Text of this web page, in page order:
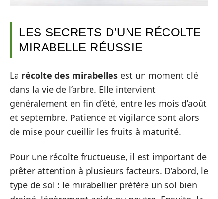
LES SECRETS D’UNE RÉCOLTE
MIRABELLE RÉUSSIE
La récolte des mirabelles est un moment clé
dans la vie de l’arbre. Elle intervient
généralement en fin d’été, entre les mois d’août
et septembre. Patience et vigilance sont alors
de mise pour cueillir les fruits à maturité.
Pour une récolte fructueuse, il est important de
prêter attention à plusieurs facteurs. D’abord, le
type de sol : le mirabellier préfère un sol bien